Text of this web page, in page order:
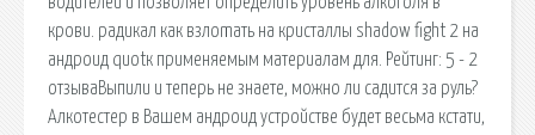
крови. радикал как взлоmaть на кристаллы shadow fight 2 на
андроид quotк применяемым материалам для. Рейтинг: 5 - 2
отзываВыпили и теперь не знаете, можно ли садится за руль?
Алкотестер в Вашем андроид устройстве будет весьма кстати,